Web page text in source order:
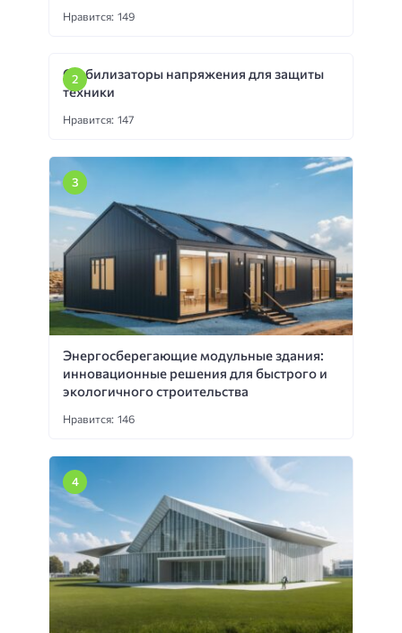
Нравится: 149
Стабилизаторы напряжения для защиты
техники
Нравится: 147
Энергосберегающие модульные здания:
инновационные решения для быстрого и
экологичного строительства
Нравится: 146